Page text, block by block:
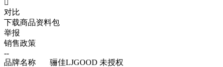
对比
下载商品资料包
举报
销售政策
--
品牌名称
骊佳LJGOOD 未授权